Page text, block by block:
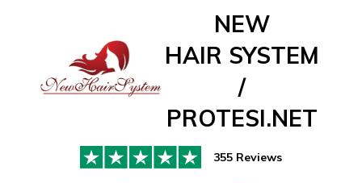
NEW
HAIR SYSTEM
/
PROTESI.NET
355 Reviews